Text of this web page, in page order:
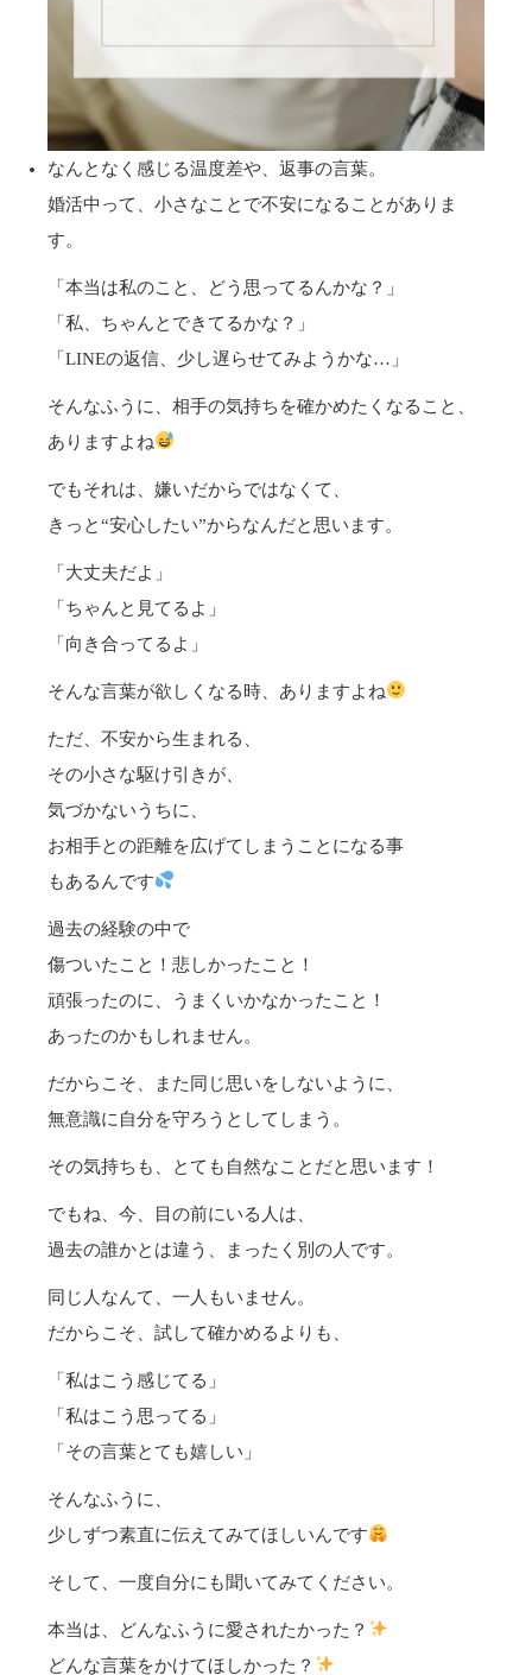
なんとなく感じる温度差や、返事の言葉。
婚活中って、小さなことで不安になることがありま
す。
「本当は私のこと、どう思ってるんかな？」
「私、ちゃんとできてるかな？」
「LINEの返信、少し遅らせてみようかな…」
そんなふうに、相手の気持ちを確かめたくなること、
ありますよね
でもそれは、嫌いだからではなくて、
きっと“安心したい”からなんだと思います。
「大丈夫だよ」
「ちゃんと見てるよ」
「向き合ってるよ」
そんな言葉が欲しくなる時、ありますよね
ただ、不安から生まれる、
その小さな駆け引きが、
気づかないうちに、
お相手との距離を広げてしまうことになる事
もあるんです
過去の経験の中で
傷ついたこと！悲しかったこと！
頑張ったのに、うまくいかなかったこと！
あったのかもしれません。
だからこそ、また同じ思いをしないように、
無意識に自分を守ろうとしてしまう。
その気持ちも、とても自然なことだと思います！
でもね、今、目の前にいる人は、
過去の誰かとは違う、まったく別の人です。
同じ人なんて、一人もいません。
だからこそ、試して確かめるよりも、
「私はこう感じてる」
「私はこう思ってる」
「その言葉とても嬉しい」
そんなふうに、
少しずつ素直に伝えてみてほしいんです
そして、一度自分にも聞いてみてください。
本当は、どんなふうに愛されたかった？
どんな言葉をかけてほしかった？